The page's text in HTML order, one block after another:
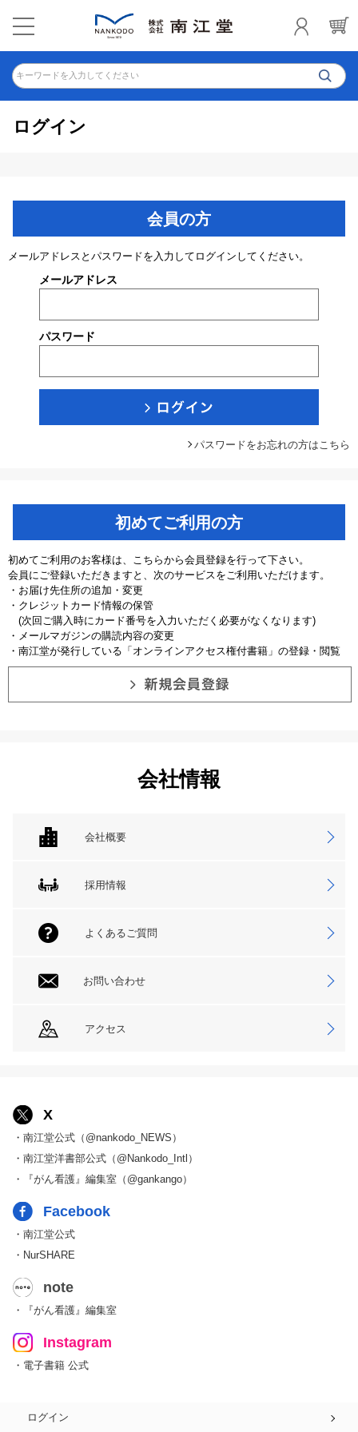
キーワードを入力してください
ログイン
会員の方
メールアドレスとパスワードを入力してログインしてください。
メールアドレス
パスワード
パスワードをお忘れの方はこちら
初めてご利用の方
初めてご利用のお客様は、こちらから会員登録を行って下さい。
会員にご登録いただきますと、次のサービスをご利用いただけます。
・お届け先住所の追加・変更
・クレジットカード情報の保管
(次回ご購入時にカード番号を入力いただく必要がなくなります)
・メールマガジンの購読内容の変更
・南江堂が発行している「オンラインアクセス権付書籍」の登録・閲覧
会社情報
会社概要
採用情報
よくあるご質問
お問い合わせ
アクセス
X
・南江堂公式（@nankodo_NEWS）
・南江堂洋書部公式（@Nankodo_Intl）
・『がん看護』編集室（@gankango）
Facebook
・南江堂公式
・NurSHARE
note
・『がん看護』編集室
Instagram
・電子書籍 公式
ログイン